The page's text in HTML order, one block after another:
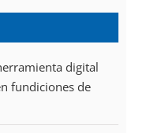
digital
fundiciones de